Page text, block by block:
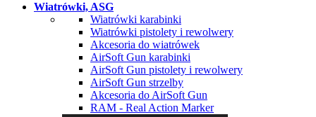
Wiatrówki, ASG
Wiatrówki karabinki
Wiatrówki pistolety i rewolwery
Akcesoria do wiatrówek
AirSoft Gun karabinki
AirSoft Gun pistolety i rewolwery
AirSoft Gun strzelby
Akcesoria do AirSoft Gun
RAM - Real Action Marker